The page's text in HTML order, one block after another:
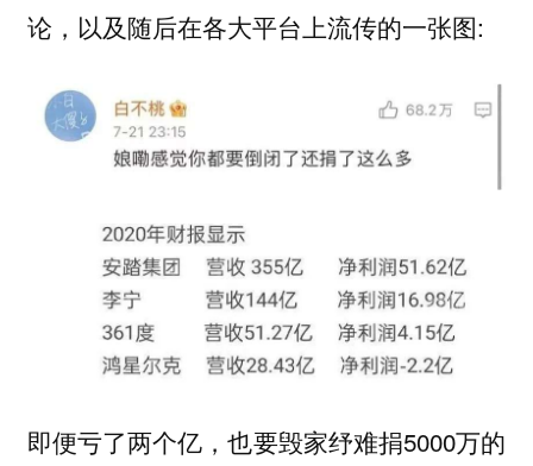
论，以及随后在各大平台上流传的一张图:
即便亏了两个亿，也要毁家纾难捐5000万的